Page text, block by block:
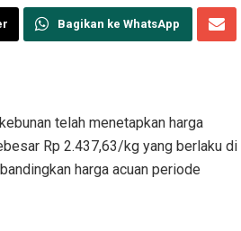
Bagikan ke WhatsApp
telah menetapkan harga
Rp 2.437,63/kg yang berlaku di
harga acuan periode